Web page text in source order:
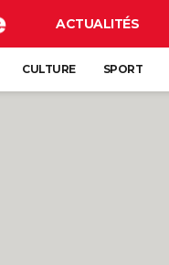
ACTUALITÉS
CULTURE SPORT